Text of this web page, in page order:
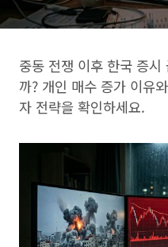
중동 전쟁 이후 한국 증
까? 개인 매수 증가 이유
자 전략을 확인하세요.